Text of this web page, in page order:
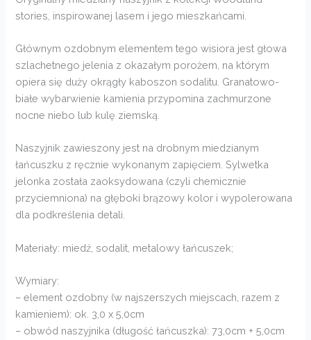
stories, inspirowanej lasem i jego mieszkańcami.
Głównym ozdobnym elementem tego wisiora jest głowa
szlachetnego jelenia z okazałym porożem, na którym
opiera się duży okrągły kaboszon sodalitu. Granatowo-
białe wybarwienie kamienia przypomina zachmurzone
nocne niebo lub kulę ziemską.
Naszyjnik zawieszony jest na drobnym miedzianym
łańcuszku z ręcznie wykonanym zapięciem. Sylwetka
jelonka została zaoksydowana (czyli chemicznie
przyciemniona) na głęboki brązowy kolor i wypolerowana
dla podkreślenia detali.
Materiały: miedź, sodalit, metalowy łańcuszek;
Wymiary:
– element ozdobny (w najszerszych miejscach, razem z
kamieniem): ok. 3,0 x 5,0cm
– obwód naszyjnika (długość łańcuszka): 73,0cm + 5,0cm